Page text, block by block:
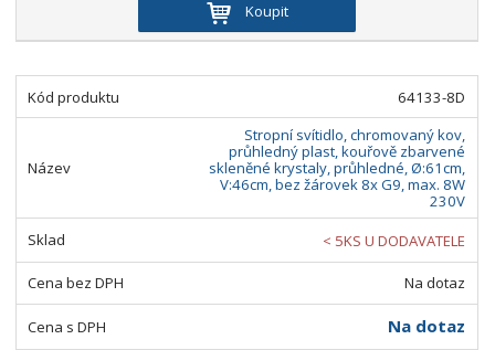
Koupit
64133-8D
Stropní svítidlo, chromovaný kov,
průhledný plast, kouřově zbarvené
skleněné krystaly, průhledné, Ø:61cm,
V:46cm, bez žárovek 8x G9, max. 8W
230V
< 5KS U DODAVATELE
Na dotaz
Na dotaz